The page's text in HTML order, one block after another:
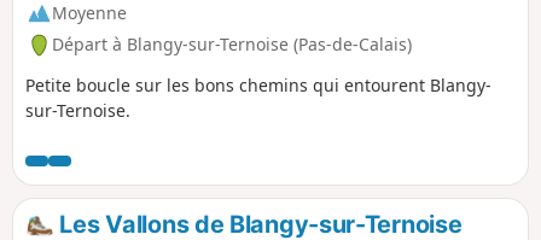
Moyenne
Départ à Blangy-sur-Ternoise (Pas-de-Calais)
Petite boucle sur les bons chemins qui entourent Blangy-
sur-Ternoise.
Les Vallons de Blangy-sur-Ternoise